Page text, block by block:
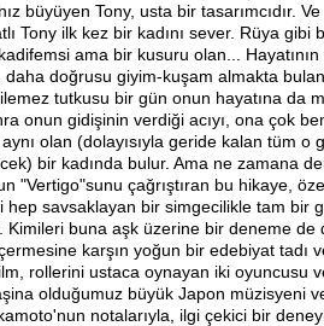
büyüyen Tony, usta bir tasarımcıdır.
Tony ilk kez bir kadını sever. Rüya gibi
ama bir kusuru olan... Hayatının
daha doğrusu giyim-kuşam almakta
tutkusu bir gün onun hayatına da
onun gidişinin verdiği acıyı, ona çok
olan (dolayısıyla geride kalan tüm o
bir kadında bulur. Ama ne zamana
"Vertigo"sunu çağrıştıran bu hikaye,
hep savsaklayan bir simgecilikle tam bir
Kimileri buna aşk üzerine bir deneme de
karşın yoğun bir edebiyat tadı
rollerini ustaca oynayan iki oyuncusu
olduğumuz büyük Japon müzisyeni
notalarıyla, ilgi çekici bir